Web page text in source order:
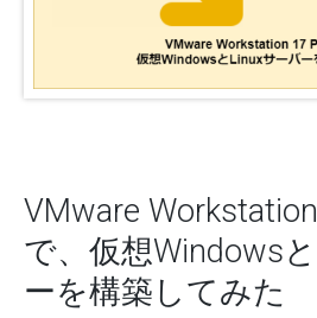
VMware
で、仮想Windows
ーを構築してみた